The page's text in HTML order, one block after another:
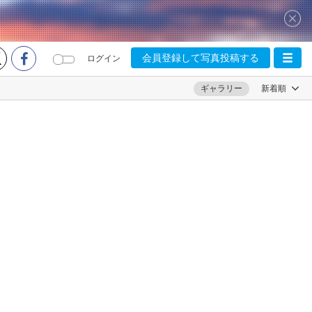
ログイン 会員登録して写真投稿する
ギャラリー 新着順